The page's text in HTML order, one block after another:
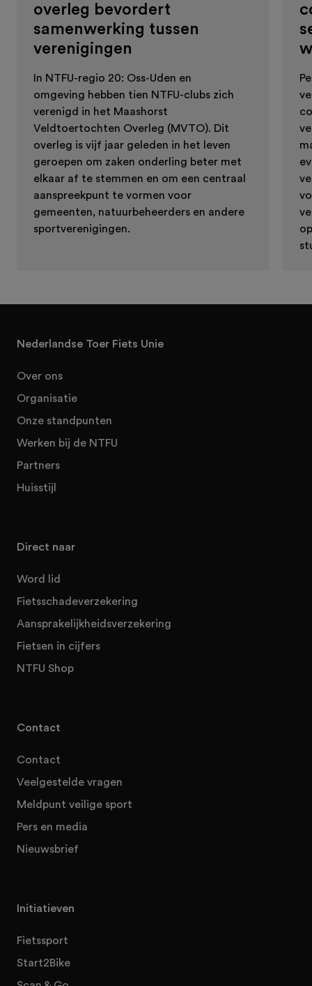
overleg bevordert
samenwerking tussen
verenigingen
In NTFU-regio 20: Oss-Uden en
omgeving hebben tien NTFU-clubs zich
verenigd in het Maashorst
Veldtoertochten Overleg (MVTO). Dit
overleg is vijf jaar geleden in het leven
geroepen om zaken onderling beter met
elkaar af te stemmen en om een centraal
aanspreekpunt te vormen voor
gemeenten, natuurbeheerders en andere
sportverenigingen.
Nederlandse Toer Fiets Unie
Over ons
Organisatie
Onze standpunten
Werken bij de NTFU
Partners
Huisstijl
Direct naar
Word lid
Fietsschadeverzekering
Aansprakelijkheidsverzekering
Fietsen in cijfers
NTFU Shop
Contact
Contact
Veelgestelde vragen
Meldpunt veilige sport
Pers en media
Nieuwsbrief
Initiatieven
Fietssport
Start2Bike